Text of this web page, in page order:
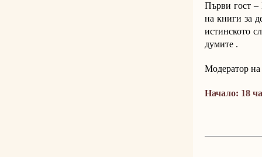
Първи гост –
на книги за
истинското
думите .
Модератор
Начало: 18